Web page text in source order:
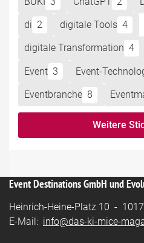
di 2 digitale Tools 4
digitale Transformation 4
Event 3 Event-
Eventbranche 8
Weitere
Event Destinations GmbH und
Heinrich-Heine-Platz 10 -
E-Mail: info@das-ki-mice-